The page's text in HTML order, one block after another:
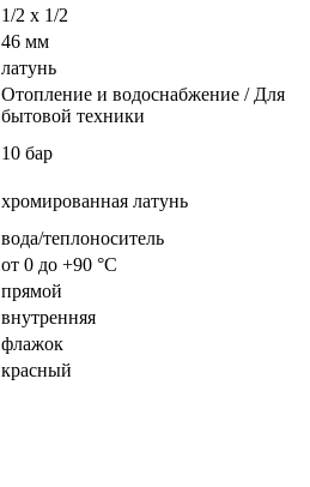
1/2 x 1/2
46 мм
латунь
Отопление и водоснабжение / Для
бытовой техники
10 бар
хромированная латунь
вода/теплоноситель
от 0 до +90 °C
прямой
внутренняя
флажок
красный